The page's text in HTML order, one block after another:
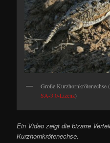
Große
SA-3.0-Lizenz)
Ein Video zeigt die bizarre
Kurzhornkrötenechse.